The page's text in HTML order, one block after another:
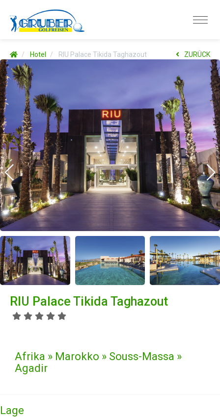
Hotel RIU Palace Tikida Taghazout ZURÜCK
RIU Palace Tikida Taghazout
Afrika » Marokko » Souss-Massa »
Agadir
Lage